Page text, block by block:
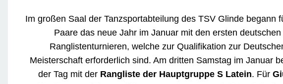
Im großen Saal der Tanzsportabteilung des TSV Glinde begann
Paare das neue Jahr im Januar mit den ersten deutschen
Ranglistenturnieren, welche zur Qualifikation zur
Meisterschaft erforderlich sind. Am dritten Samstag im Januar
der Tag mit der Rangliste der Hauptgruppe S Latein. Für